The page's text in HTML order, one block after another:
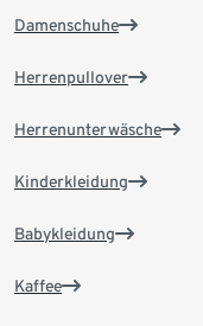
Damenschuhe
Herrenpullover
Herrenunterwäsche
Kinderkleidung
Babykleidung
Kaffee